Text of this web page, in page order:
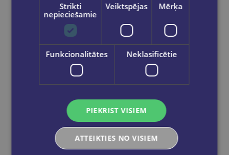
Strikti
nepieciešamie
Veiktspējas Mērķa
Funkcionalitātes Neklasificētie
PIEKRIST VISIEM
ATTEIKTIES NO VISIEM